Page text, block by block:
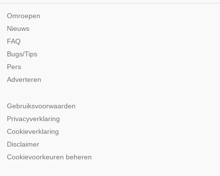
Omroepen
Nieuws
FAQ
Bugs/Tips
Pers
Adverteren
Gebruiksvoorwaarden
Privacyverklaring
Cookieverklaring
Disclaimer
Cookievoorkeuren beheren